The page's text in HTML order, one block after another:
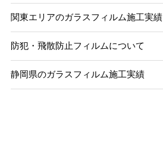
関東エリアのガラスフィルム施工実績
防犯・飛散防止フィルムについて
静岡県のガラスフィルム施工実績